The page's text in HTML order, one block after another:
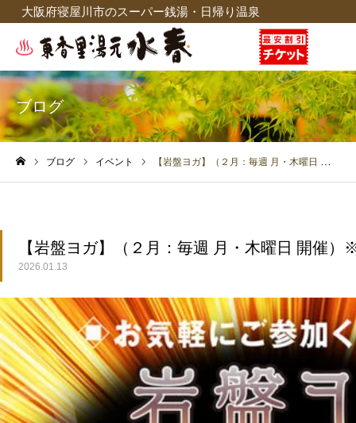
大阪府寝屋川市のスーパー銭湯・日帰り温泉
ブログ
ブログ イベント 【岩盤ヨガ】（２月：毎週 月・木曜日 開催）※2/19(木)・2/23(月)はお休みです
【岩盤ヨガ】（２月：毎週 月・木曜日 開催
2026.01.13